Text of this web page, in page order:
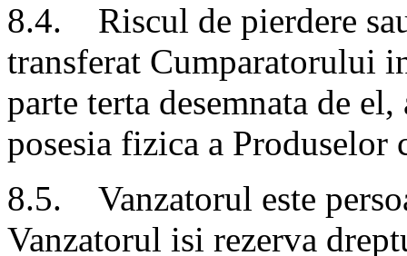
8.4. Riscul de pierdere
transferat Cumparatorului
parte terta desemnata de
posesia fizica a Produselor
8.5. Vanzatorul este
Vanzatorul isi rezerva